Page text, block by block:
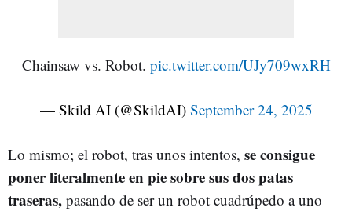
Chainsaw vs. Robot. pic.twitter.com/UJy709wxRH
— Skild AI (@SkildAI) September 24, 2025
Lo mismo; el robot, tras unos intentos, se consigue
poner literalmente en pie sobre sus dos patas
traseras, pasando de ser un robot cuadrúpedo a uno